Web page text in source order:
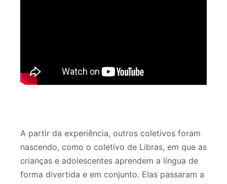
A partir da experiência, outros coletivos foram
nascendo, como o coletivo de Libras, em que as
crianças e adolescentes aprendem a língua de
forma divertida e em conjunto. Elas passaram a